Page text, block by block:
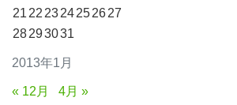
2013年1月
21 22 2324252627
28293031
« 12月 4月 »